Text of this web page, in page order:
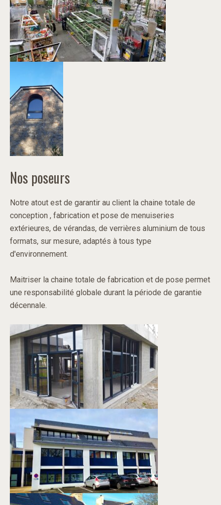
Nos poseurs
Notre atout est de garantir au client la chaine totale de
conception , fabrication et pose de menuiseries
extérieures, de vérandas, de verrières aluminium de tous
formats, sur mesure, adaptés à tous type
d'environnement.
Maitriser la chaine totale de fabrication et de pose permet
une responsabilité globale durant la période de garantie
décennale.